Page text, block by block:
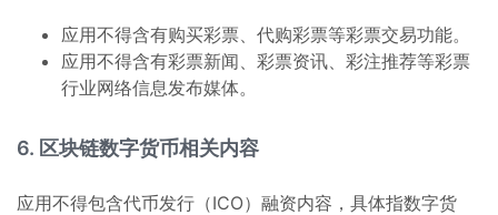
应用不得含有购买彩票、代购彩票等彩票交易功能。
应用不得含有彩票新闻、彩票资讯、彩注推荐等彩票
行业网络信息发布媒体。
6. 区块链数字货币相关内容
应用不得包含代币发行（ICO）融资内容，具体指数字货